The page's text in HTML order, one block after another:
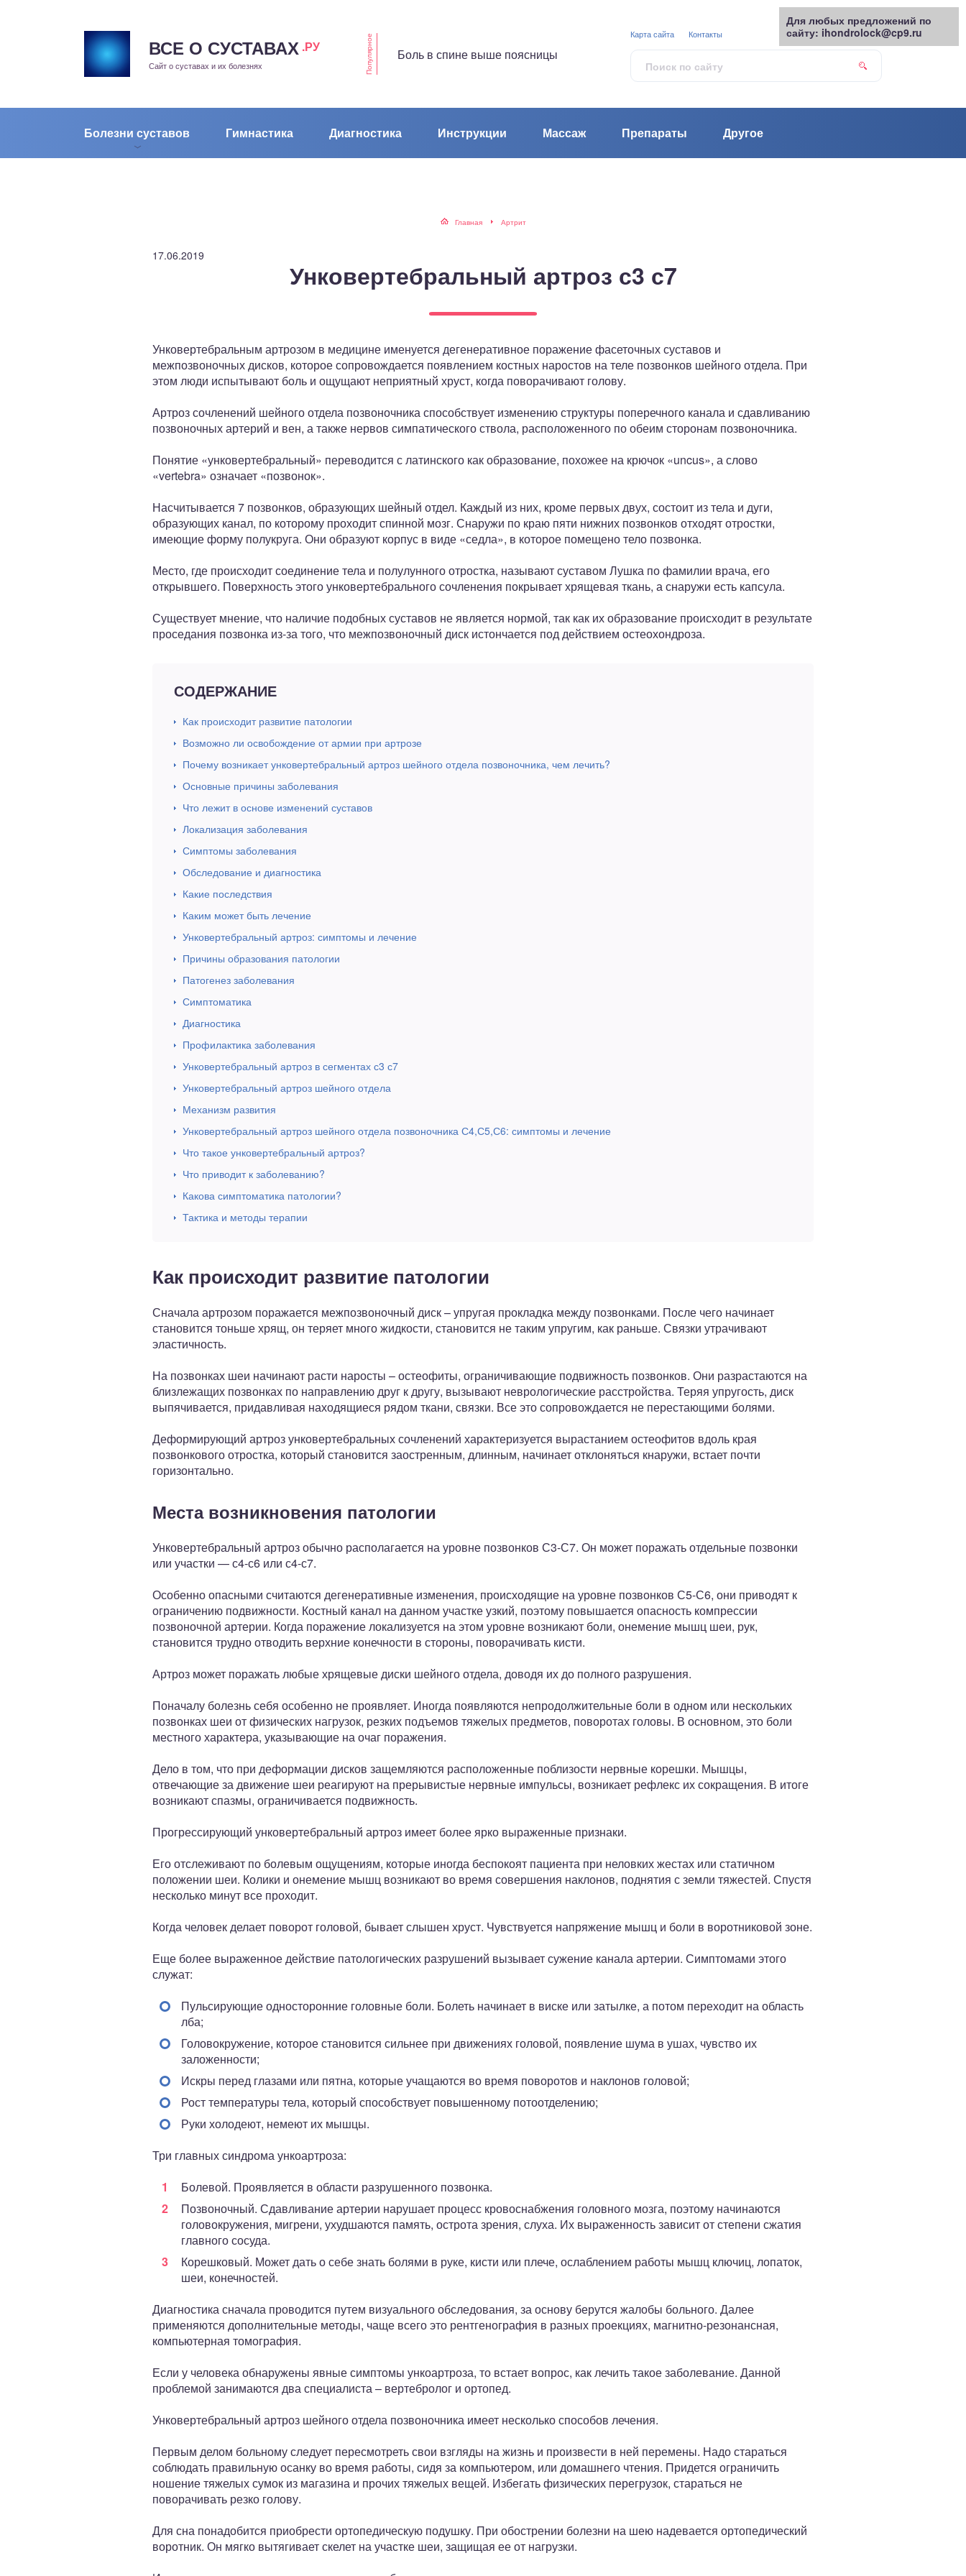
ВСЕ О СУСТАВАХ .РУ
Сайт о суставах и их болезнях Популярное Боль в спине выше поясницы
Болезни суставов Гимнастика Диагностика Инструкции Массаж Препараты Другое
Карта сайта Контакты
Главная Артрит
17.06.2019
Унковертебральный артроз с3 с7
Унковертебральным артрозом в медицине именуется дегенеративное поражение фасеточных суставов и
межпозвоночных дисков, которое сопровождается появлением костных наростов на теле позвонков шейного отдела. При
этом люди испытывают боль и ощущают неприятный хруст, когда поворачивают голову.
Артроз сочленений шейного отдела позвоночника способствует изменению структуры поперечного канала и сдавливанию
позвоночных артерий и вен, а также нервов симпатического ствола, расположенного по обеим сторонам позвоночника.
Понятие «унковертебральный» переводится с латинского как образование, похожее на крючок «uncus», а слово
«vertebra» означает «позвонок».
Насчитывается 7 позвонков, образующих шейный отдел. Каждый из них, кроме первых двух, состоит из тела и дуги,
образующих канал, по которому проходит спинной мозг. Снаружи по краю пяти нижних позвонков отходят отростки,
имеющие форму полукруга. Они образуют корпус в виде «седла», в которое помещено тело позвонка.
Место, где происходит соединение тела и полулунного отростка, называют суставом Лушка по фамилии врача, его
открывшего. Поверхность этого унковертебрального сочленения покрывает хрящевая ткань, а снаружи есть капсула.
Существует мнение, что наличие подобных суставов не является нормой, так как их образование происходит в результате
проседания позвонка из-за того, что межпозвоночный диск истончается под действием остеохондроза.
СОДЕРЖАНИЕ
Как происходит развитие патологии
Возможно ли освобождение от армии при артрозе
Почему возникает унковертебральный артроз шейного отдела позвоночника, чем лечить?
Основные причины заболевания
Что лежит в основе изменений суставов
Локализация заболевания
Симптомы заболевания
Обследование и диагностика
Какие последствия
Каким может быть лечение
Унковертебральный артроз: симптомы и лечение
Причины образования патологии
Патогенез заболевания
Симптоматика
Диагностика
Профилактика заболевания
Унковертебральный артроз в сегментах с3 с7
Унковертебральный артроз шейного отдела
Механизм развития
Унковертебральный артроз шейного отдела позвоночника С4,С5,С6: симптомы и лечение
Что такое унковертебральный артроз?
Что приводит к заболеванию?
Какова симптоматика патологии?
Тактика и методы терапии
Как происходит развитие патологии
Сначала артрозом поражается межпозвоночный диск – упругая прокладка между позвонками. После чего начинает
становится тоньше хрящ, он теряет много жидкости, становится не таким упругим, как раньше. Связки утрачивают
эластичность.
На позвонках шеи начинают расти наросты – остеофиты, ограничивающие подвижность позвонков. Они разрастаются на
близлежащих позвонках по направлению друг к другу, вызывают неврологические расстройства. Теряя упругость, диск
выпячивается, придавливая находящиеся рядом ткани, связки. Все это сопровождается не перестающими болями.
Деформирующий артроз унковертебральных сочленений характеризуется вырастанием остеофитов вдоль края
позвонкового отростка, который становится заостренным, длинным, начинает отклоняться кнаружи, встает почти
горизонтально.
Места возникновения патологии
Унковертебральный артроз обычно располагается на уровне позвонков С3-С7. Он может поражать отдельные позвонки
или участки — с4-с6 или с4-с7.
Особенно опасными считаются дегенеративные изменения, происходящие на уровне позвонков С5-С6, они приводят к
ограничению подвижности. Костный канал на данном участке узкий, поэтому повышается опасность компрессии
позвоночной артерии. Когда поражение локализуется на этом уровне возникают боли, онемение мышц шеи, рук,
становится трудно отводить верхние конечности в стороны, поворачивать кисти.
Артроз может поражать любые хрящевые диски шейного отдела, доводя их до полного разрушения.
Поначалу болезнь себя особенно не проявляет. Иногда появляются непродолжительные боли в одном или нескольких
позвонках шеи от физических нагрузок, резких подъемов тяжелых предметов, поворотах головы. В основном, это боли
местного характера, указывающие на очаг поражения.
Дело в том, что при деформации дисков защемляются расположенные поблизости нервные корешки. Мышцы,
отвечающие за движение шеи реагируют на прерывистые нервные импульсы, возникает рефлекс их сокращения. В итоге
возникают спазмы, ограничивается подвижность.
Прогрессирующий унковертебральный артроз имеет более ярко выраженные признаки.
Его отслеживают по болевым ощущениям, которые иногда беспокоят пациента при неловких жестах или статичном
положении шеи. Колики и онемение мышц возникают во время совершения наклонов, поднятия с земли тяжестей. Спустя
несколько минут все проходит.
Когда человек делает поворот головой, бывает слышен хруст. Чувствуется напряжение мышц и боли в воротниковой зоне.
Еще более выраженное действие патологических разрушений вызывает сужение канала артерии. Симптомами этого
служат:
Пульсирующие односторонние головные боли. Болеть начинает в виске или затылке, а потом переходит на область
лба;
Головокружение, которое становится сильнее при движениях головой, появление шума в ушах, чувство их
заложенности;
Искры перед глазами или пятна, которые учащаются во время поворотов и наклонов головой;
Рост температуры тела, который способствует повышенному потоотделению;
Руки холодеют, немеют их мышцы.
Три главных синдрома ункоартроза:
Болевой. Проявляется в области разрушенного позвонка.
Позвоночный. Сдавливание артерии нарушает процесс кровоснабжения головного мозга, поэтому начинаются
головокружения, мигрени, ухудшаются память, острота зрения, слуха. Их выраженность зависит от степени сжатия
главного сосуда.
Корешковый. Может дать о себе знать болями в руке, кисти или плече, ослаблением работы мышц ключиц, лопаток,
шеи, конечностей.
Диагностика сначала проводится путем визуального обследования, за основу берутся жалобы больного. Далее
применяются дополнительные методы, чаще всего это рентгенография в разных проекциях, магнитно-резонансная,
компьютерная томография.
Если у человека обнаружены явные симптомы ункоартроза, то встает вопрос, как лечить такое заболевание. Данной
проблемой занимаются два специалиста – вертебролог и ортопед.
Унковертебральный артроз шейного отдела позвоночника имеет несколько способов лечения.
Первым делом больному следует пересмотреть свои взгляды на жизнь и произвести в ней перемены. Надо стараться
соблюдать правильную осанку во время работы, сидя за компьютером, или домашнего чтения. Придется ограничить
ношение тяжелых сумок из магазина и прочих тяжелых вещей. Избегать физических перегрузок, стараться не
поворачивать резко голову.
Для сна понадобится приобрести ортопедическую подушку. При обострении болезни на шею надевается ортопедический
воротник. Он мягко вытягивает скелет на участке шеи, защищая ее от нагрузки.
Для любых предложений по
сайту: ihondrolock@cp9.ru